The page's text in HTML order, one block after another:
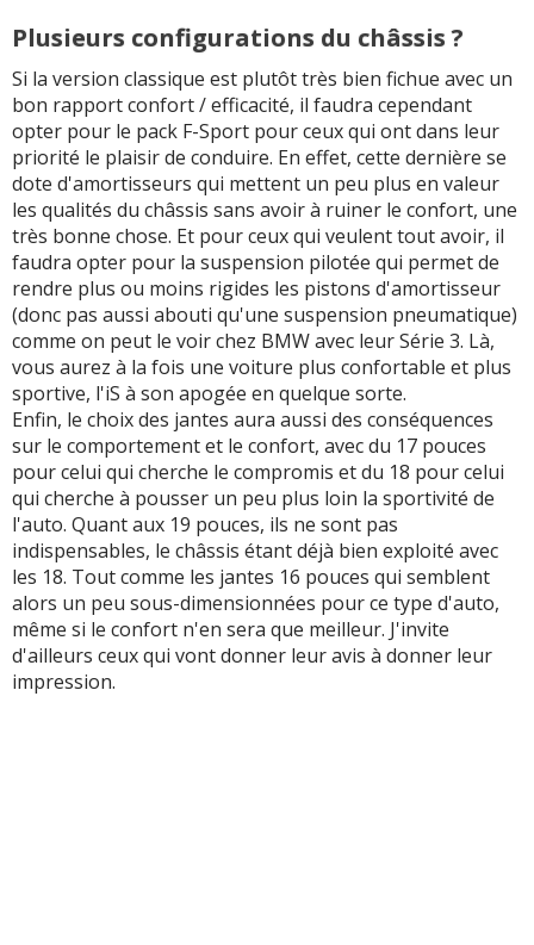
Plusieurs configurations du châssis ?
Si la version classique est plutôt très bien fichue avec un
bon rapport confort / efficacité, il faudra cependant
opter pour le pack F-Sport pour ceux qui ont dans leur
priorité le plaisir de conduire. En effet, cette dernière se
dote d'amortisseurs qui mettent un peu plus en valeur
les qualités du châssis sans avoir à ruiner le confort, une
très bonne chose. Et pour ceux qui veulent tout avoir, il
faudra opter pour la suspension pilotée qui permet de
rendre plus ou moins rigides les pistons d'amortisseur
(donc pas aussi abouti qu'une suspension pneumatique)
comme on peut le voir chez BMW avec leur Série 3. Là,
vous aurez à la fois une voiture plus confortable et plus
sportive, l'iS à son apogée en quelque sorte.
Enfin, le choix des jantes aura aussi des conséquences
sur le comportement et le confort, avec du 17 pouces
pour celui qui cherche le compromis et du 18 pour celui
qui cherche à pousser un peu plus loin la sportivité de
l'auto. Quant aux 19 pouces, ils ne sont pas
indispensables, le châssis étant déjà bien exploité avec
les 18. Tout comme les jantes 16 pouces qui semblent
alors un peu sous-dimensionnées pour ce type d'auto,
même si le confort n'en sera que meilleur. J'invite
d'ailleurs ceux qui vont donner leur avis à donner leur
impression.